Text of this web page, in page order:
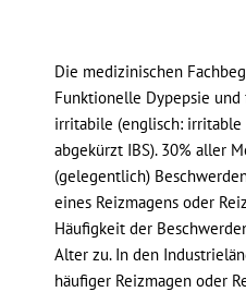
Die medizinischen
Funktionelle Dypepsie und
irritabile (englisch: irritable
abgekürzt IBS). 30% aller
(gelegentlich)
eines Reizmagens oder
Häufigkeit der
Alter zu. In den
häufiger Reizmagen oder